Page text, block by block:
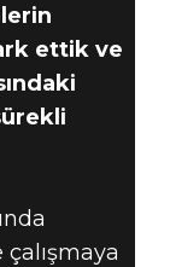
ettik ve
çalışmaya